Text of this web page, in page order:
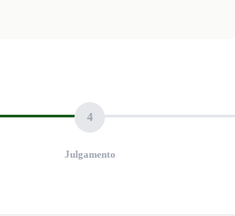
4
Julgamento